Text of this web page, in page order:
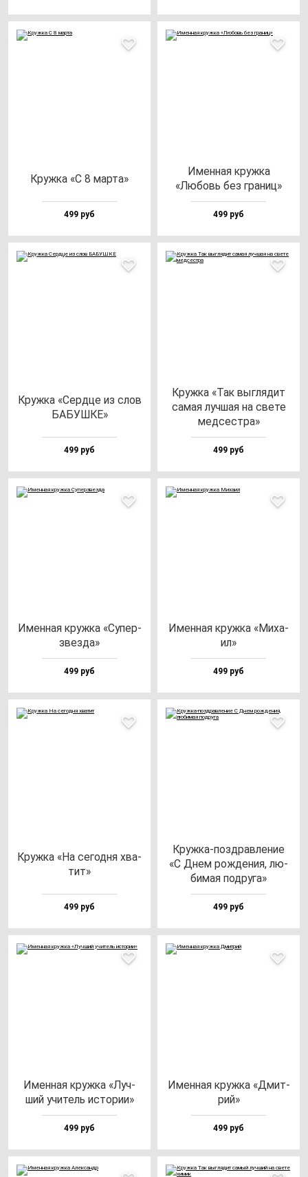
Круж­ка «С 8 мар­та»
499 руб
Имен­ная круж­ка
«Любовь без гра­ниц»
499 руб
Круж­ка «Сер­дце из слов
БАБУШКЕ»
499 руб
Круж­ка «Так выг­ля­дит
са­мая луч­шая на све­те
мед­сес­тра»
499 руб
Имен­ная круж­ка «Супер­
звез­да»
499 руб
Имен­ная круж­ка «Миха­
ил»
499 руб
Круж­ка «На се­год­ня хва­
тит»
499 руб
Круж­ка-поз­драв­ле­ние
«С Днем рож­де­ния, лю­
би­мая под­ру­га»
499 руб
Имен­ная круж­ка «Луч­
ший учи­тель ис­то­рии»
499 руб
Имен­ная круж­ка «Дмит­
рий»
499 руб